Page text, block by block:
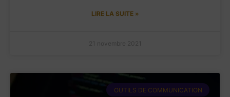
LIRE LA SUITE »
21 novembre 2021
OUTILS DE COMMUNICATION